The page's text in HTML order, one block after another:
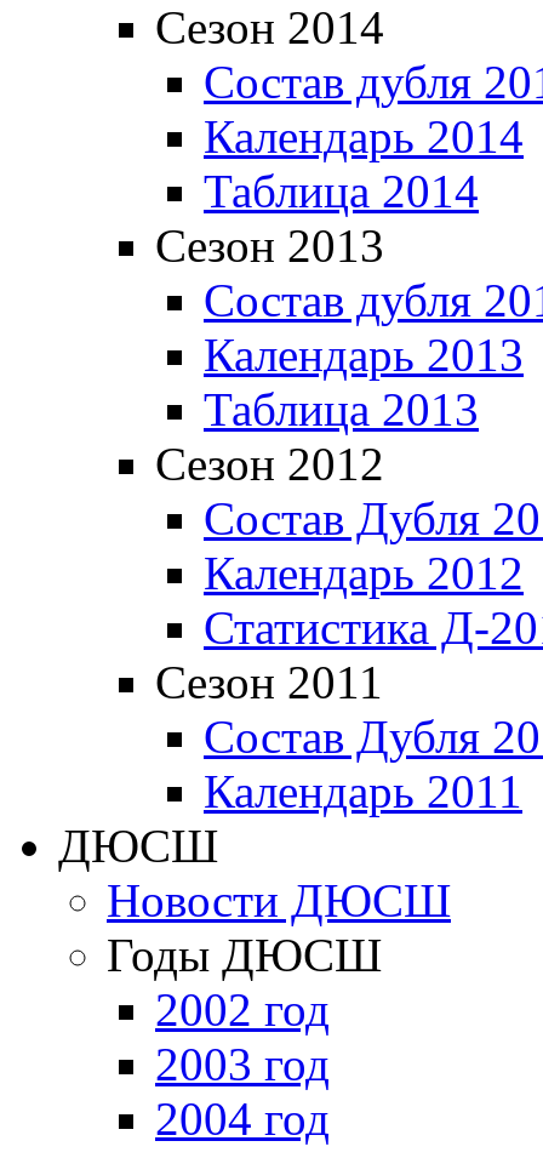
Сезон 2014
Состав дубля
Календарь 2014
Таблица 2014
Сезон 2013
Состав дубля
Календарь 2013
Таблица 2013
Сезон 2012
Состав Дубля
Календарь 2012
Статистика Д-
Сезон 2011
Состав Дубля
Календарь 2011
ДЮСШ
Новости ДЮСШ
Годы ДЮСШ
2002 год
2003 год
2004 год